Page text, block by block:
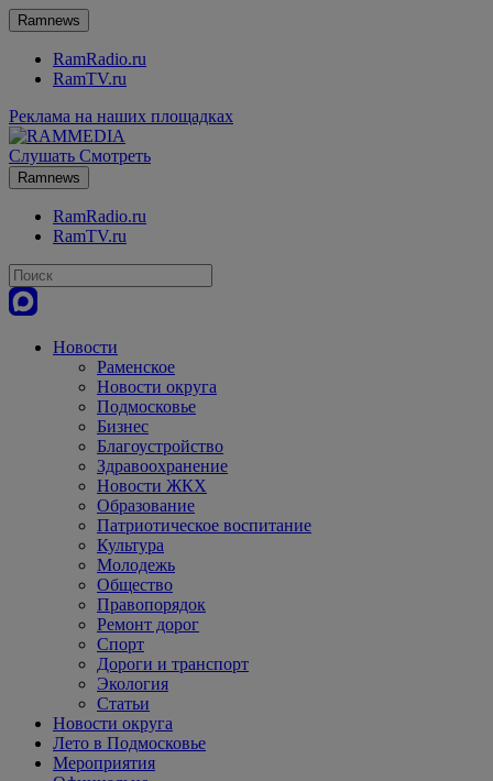
Ramnews
RamRadio.ru
RamTV.ru
Реклама на наших площадках
Слушать Смотреть
Ramnews
RamRadio.ru
RamTV.ru
Новости
Раменское
Новости округа
Подмосковье
Бизнес
Благоустройство
Здравоохранение
Новости ЖКХ
Образование
Патриотическое воспитание
Культура
Молодежь
Общество
Правопорядок
Ремонт дорог
Спорт
Дороги и транспорт
Экология
Статьи
Новости округа
Лето в Подмосковье
Мероприятия